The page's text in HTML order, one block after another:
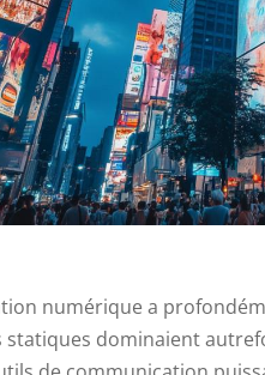
numérique a
statiques dominaient